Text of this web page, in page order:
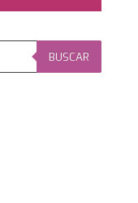
BUSCAR